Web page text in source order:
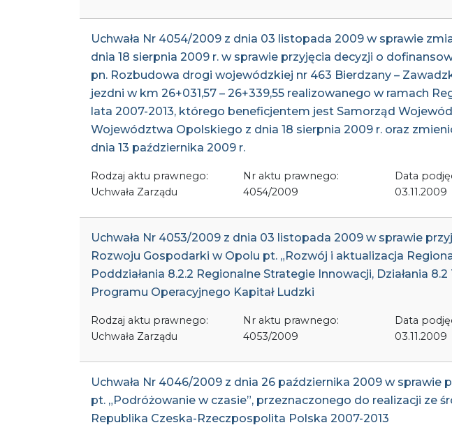
Uchwała Nr 4054/2009 z dnia 03 listopada 2009 w sprawie
dnia 18 sierpnia 2009 r. w sprawie przyjęcia decyzji o
pn. Rozbudowa drogi wojewódzkiej nr 463 Bierdzany –
jezdni w km 26+031,57 – 26+339,55 realizowanego w ramach
lata 2007-2013, którego beneficjentem jest Samorząd
Województwa Opolskiego z dnia 18 sierpnia 2009 r. oraz
dnia 13 października 2009 r.
Rodzaj aktu prawnego:
Uchwała Zarządu
Nr aktu prawnego:
4054/2009
Data
03.11.2009
Uchwała Nr 4053/2009 z dnia 03 listopada 2009 w sprawie
Rozwoju Gospodarki w Opolu pt. „Rozwój i aktualizacja
Poddziałania 8.2.2 Regionalne Strategie Innowacji, Działania
Programu Operacyjnego Kapitał Ludzki
Rodzaj aktu prawnego:
Uchwała Zarządu
Nr aktu prawnego:
4053/2009
Data
03.11.2009
Uchwała Nr 4046/2009 z dnia 26 października 2009 w
pt. „Podróżowanie w czasie”, przeznaczonego do realizacji ze
Republika Czeska-Rzeczpospolita Polska 2007-2013